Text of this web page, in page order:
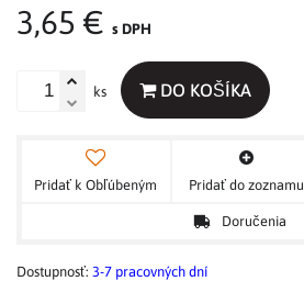
3,65 € s DPH
ks DO KOŠÍKA
Pridať k Obľúbeným Pridať do zoznamu
Doručenia
Dostupnosť: 3-7 pracovných dní